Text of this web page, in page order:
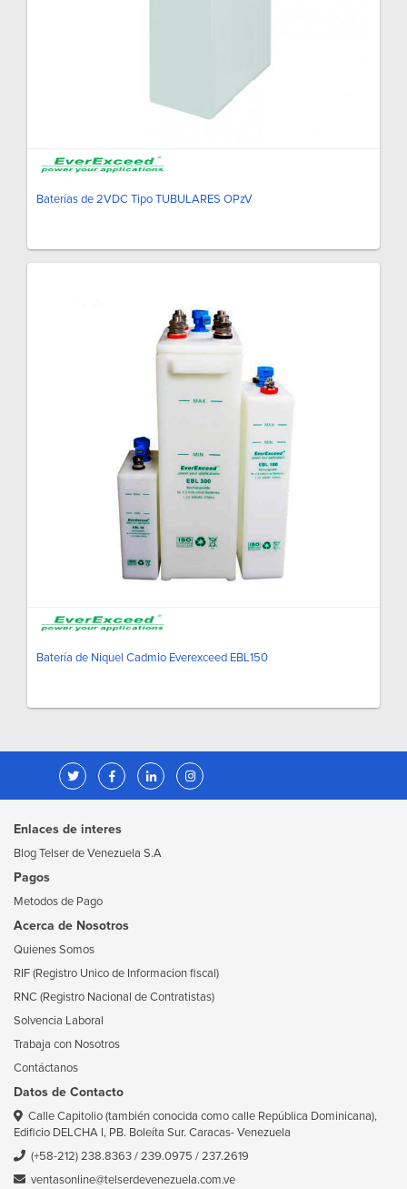
Baterías de 2VDC Tipo TUBULARES OPzV
Batería de Niquel Cadmio Everexceed EBL150
Enlaces de interes
Blog Telser de Venezuela S.A
Pagos
Metodos de Pago
Acerca de Nosotros
Quienes Somos
RIF (Registro Unico de Informacion fiscal)
RNC (Registro Nacional de Contratistas)
Solvencia Laboral
Trabaja con Nosotros
Contáctanos
Datos de Contacto
Calle Capitolio (también conocida como calle República Dominicana),
Edificio DELCHA I, PB. Boleíta Sur. Caracas- Venezuela
(+58-212) 238.8363/239.0975 /237.2619
ventasonline@telserdevenezuela.com.ve